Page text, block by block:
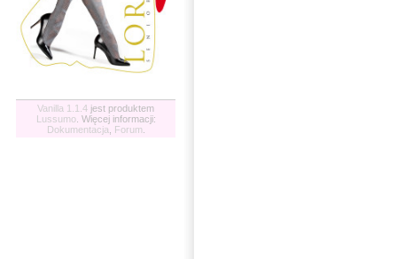
Vanilla 1.1.4 jest produktem
Lussumo. Więcej informacji:
Dokumentacja
Forum